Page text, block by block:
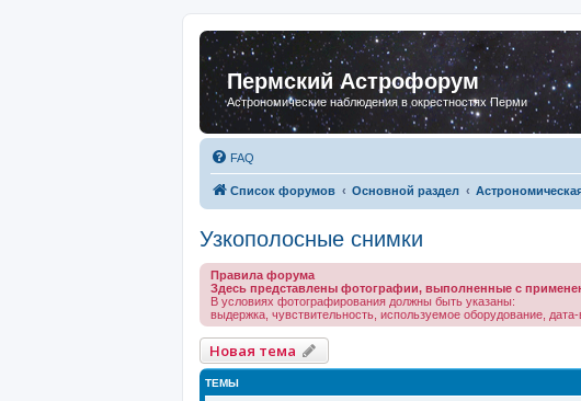
Пермский Астрофорум
Астрономические наблюдения в окрестностях Перми
FAQ
Список форумов Основной раздел
Узкополосные снимки
Правила форума
Здесь представлены фотографии, выполненные с
В условиях фотографирования должны быть указаны:
выдержка, чувствительность, используемое оборудование,
Новая тема
ТЕМЫ